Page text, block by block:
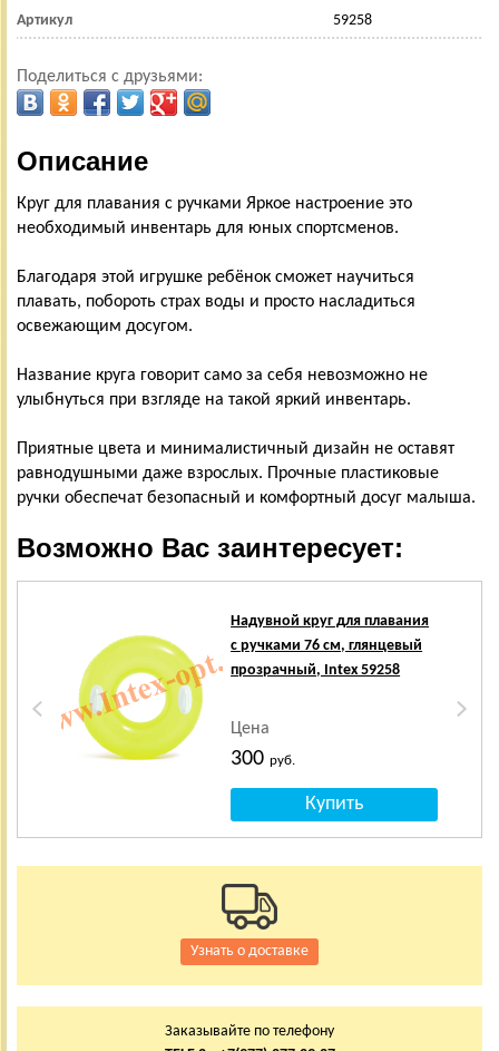
Артикул 59258
Поделиться с друзьями:
Описание
Круг для плавания с ручками Яркое настроение это
необходимый инвентарь для юных спортсменов.
Благодаря этой игрушке ребёнок сможет научиться
плавать, побороть страх воды и просто насладиться
освежающим досугом.
Название круга говорит само за себя невозможно не
улыбнуться при взгляде на такой яркий инвентарь.
Приятные цвета и минималистичный дизайн не оставят
равнодушными даже взрослых. Прочные пластиковые
ручки обеспечат безопасный и комфортный досуг малыша.
Возможно Вас заинтересует:
Надувной круг для плавания
с ручками 76 см, глянцевый
прозрачный, Intex 59258
Цена
300руб.
Узнать о доставке
Заказывайте по телефону